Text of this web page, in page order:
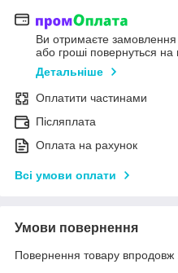
Ви отримаєте замовлення
або гроші повернуться на
Детальніше
Оплатити частинами
Післяплата
Оплата на рахунок
Всі умови оплати
Умови повернення
Повернення товару впродовж